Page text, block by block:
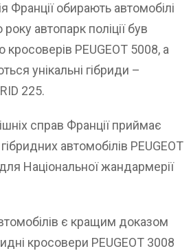
Франції обирають автомобілі
автопарк поліції був
кросоверів PEUGEOT 5008, а
унікальні гібриди –
225.
справ Франції приймає
автомобілів PEUGEOT
Національної жандармерії
є кращим доказом
кросовери PEUGEOT 3008